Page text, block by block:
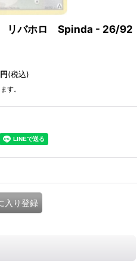
リバホロ Spinda - 26/92
円(税込)
す。
入り登録